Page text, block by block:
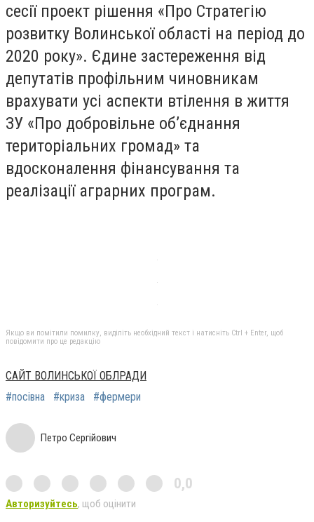
сесії проект рішення «Про Стратегію
розвитку Волинської області на період до
2020 року». Єдине застереження від
депутатів профільним чиновникам
врахувати усі аспекти втілення в життя
ЗУ «Про добровільне об’єднання
територіальних громад» та
вдосконалення фінансування та
реалізації аграрних програм.
Якщо ви помітили помилку, виділіть необхідний текст і натисніть Ctrl + Enter, щоб
повідомити про це редакцію
САЙТ ВОЛИНСЬКОЇ ОБЛРАДИ
#посівна
#криза #фермери
Петро Сергійович
0,0
Авторизуйтесь, щоб оцінити